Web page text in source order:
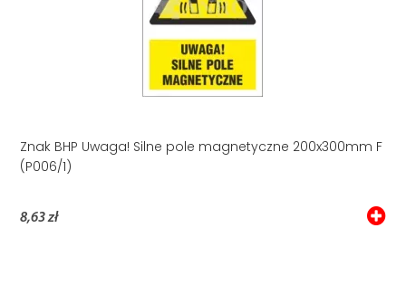
Znak BHP Uwaga! Silne pole magnetyczne 200x300mm F
(P006/1)
8,63 zł